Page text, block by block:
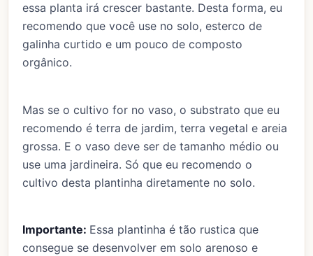
essa planta irá crescer bastante. Desta forma, eu
recomendo que você use no solo, esterco de
galinha curtido e um pouco de composto
orgânico.
Mas se o cultivo for no vaso, o substrato que eu
recomendo é terra de jardim, terra vegetal e areia
grossa. E o vaso deve ser de tamanho médio ou
use uma jardineira. Só que eu recomendo o
cultivo desta plantinha diretamente no solo.
Importante: Essa plantinha é tão rustica que
consegue se desenvolver em solo arenoso e